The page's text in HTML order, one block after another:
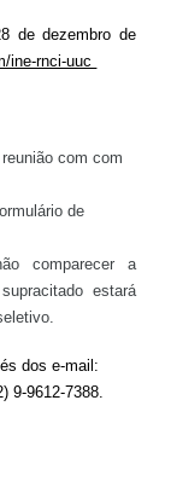
de dezembro de
ine-rnci-uuc
com com
de
comparecer a
estará
dos e-mail:
9-9612-7388.